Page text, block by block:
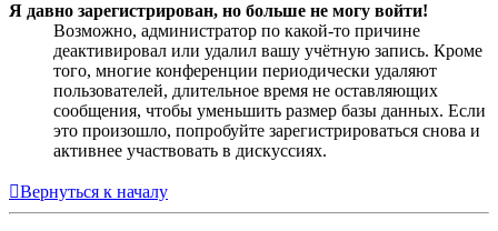
Я давно зарегистрирован, но больше не могу войти!
Возможно, администратор по какой-то причине
деактивировал или удалил вашу учётную запись. Кроме
того, многие конференции периодически удаляют
пользователей, длительное время не оставляющих
сообщения, чтобы уменьшить размер базы данных. Если
это произошло, попробуйте зарегистрироваться снова и
активнее участвовать в дискуссиях.
Вернуться к началу